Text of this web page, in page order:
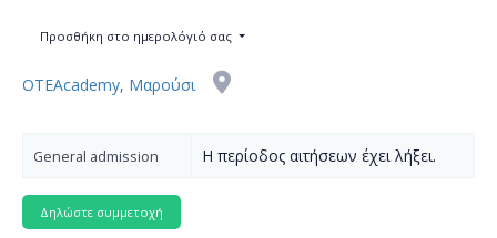
Προσθήκη στο ημερολόγιό σας
OTEAcademy, Μαρούσι
General admission Η περίοδος αιτήσεων έχει λήξει.